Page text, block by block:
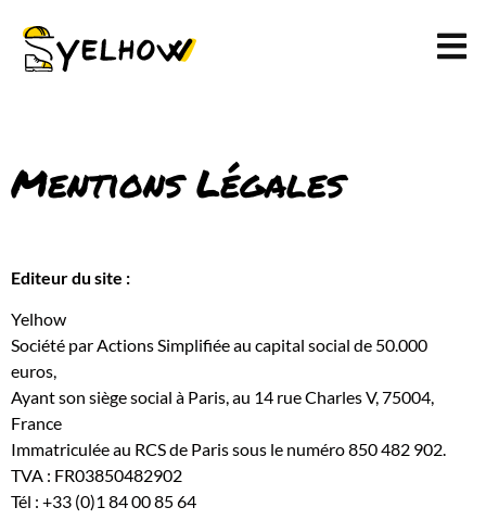
Mentions Légales
Editeur du site :
Yelhow
Société par Actions Simplifiée au capital social de 50.000
euros,
Ayant son siège social à Paris, au 14 rue Charles V, 75004,
France
Immatriculée au RCS de Paris sous le numéro 850 482 902.
TVA : FR03850482902
Tél : +33 (0)1 84 00 85 64